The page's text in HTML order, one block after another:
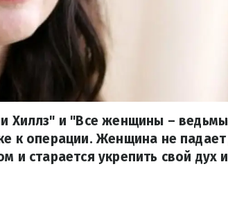
Хиллз" и "Все женщины –
к операции. Женщина не
и старается укрепить свой дух